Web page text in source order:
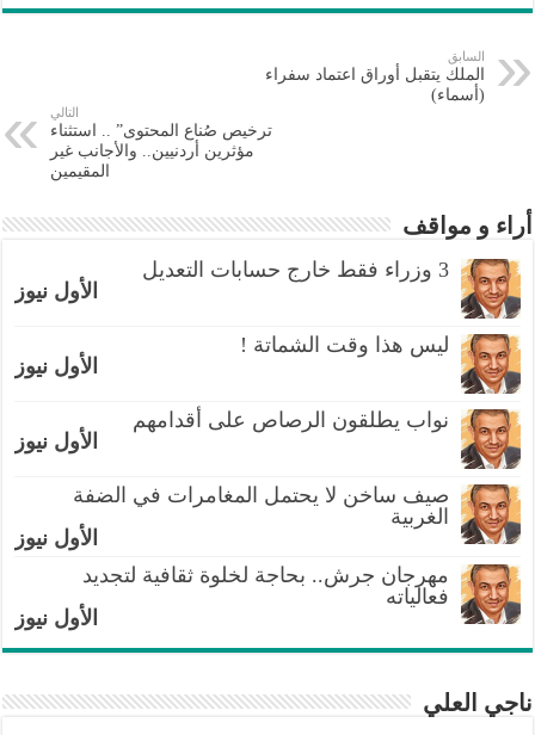
السابق
الملك يتقبل أوراق اعتماد سفراء
(أسماء)
التالي
ترخيص صُناع المحتوى” .. استثناء
مؤثرين أردنيين.. والأجانب غير
المقيمين
أراء و مواقف
3 وزراء فقط خارج حسابات التعديل
الأول نيوز
ليس هذا وقت الشماتة !
الأول نيوز
نواب يطلقون الرصاص على أقدامهم
الأول نيوز
صيف ساخن لا يحتمل المغامرات في الضفة
الغربية
الأول نيوز
مهرجان جرش.. بحاجة لخلوة ثقافية لتجديد
فعالياته
الأول نيوز
ناجي العلي